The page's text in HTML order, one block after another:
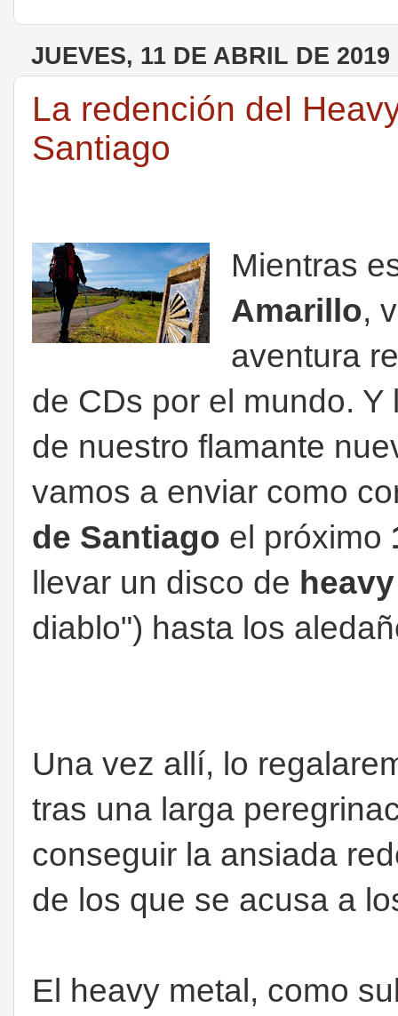
JUEVES, 11 DE ABRIL DE 2019
La redención del
Santiago
Mientras
Amarillo,
aventura
de CDs por el mundo.
de nuestro flamante
vamos a enviar como
de Santiago el próximo
llevar un disco de
diablo") hasta los
Una vez allí, lo
tras una larga
conseguir la ansiada
de los que se acusa a
El heavy metal, como